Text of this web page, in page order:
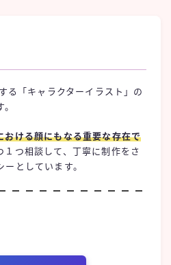
る「キャラクターイラスト」の
おける顔にもなる重要な存在で
１つ相談して、丁寧に制作をさ
としています。